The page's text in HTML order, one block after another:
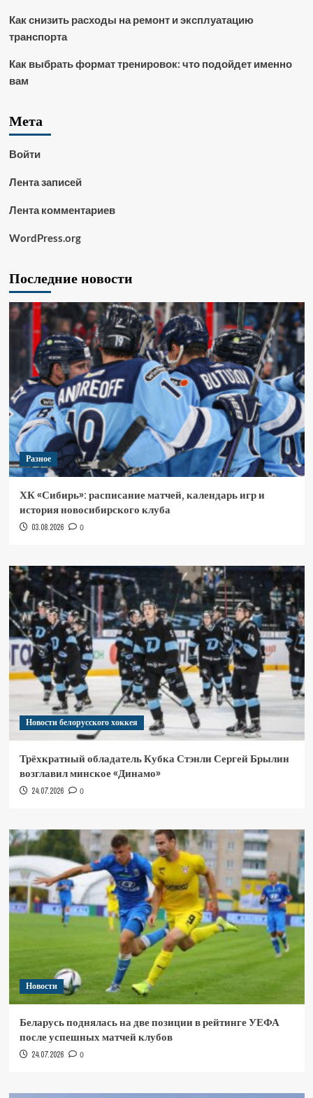
Как снизить расходы на ремонт и эксплуатацию
транспорта
Как выбрать формат тренировок: что подойдет именно
вам
Мета
Войти
Лента записей
Лента комментариев
WordPress.org
Последние новости
Разное
ХК «Сибирь»: расписание матчей, календарь игр и
история новосибирского клуба
03.08.2026 0
Новости белорусского хоккея
Трёхкратный обладатель Кубка Стэнли Сергей Брылин
возглавил минское «Динамо»
24.07.2026 0
Новости
Беларусь поднялась на две позиции в рейтинге УЕФА
после успешных матчей клубов
24.07.2026 0